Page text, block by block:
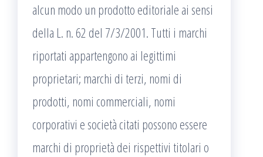
alcun modo un prodotto editoriale ai sensi
della L. n. 62 del 7/3/2001. Tutti i marchi
riportati appartengono ai legittimi
proprietari; marchi di terzi, nomi di
prodotti, nomi commerciali, nomi
corporativi e società citati possono essere
marchi di proprietà dei rispettivi titolari o